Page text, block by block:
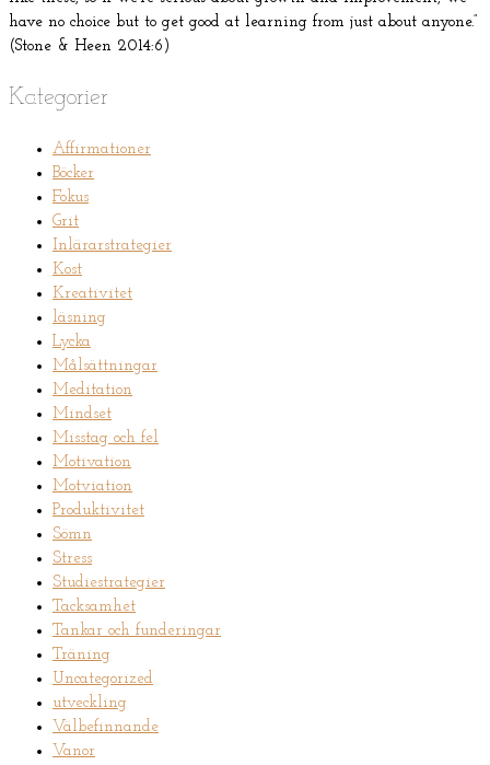
have no choice but to get good at learning from just about anyone.”
(Stone & Heen 2014:6)
Kategorier
Affirmationer
Böcker
Fokus
Grit
Inlärarstrategier
Kost
Kreativitet
läsning
Lycka
Målsättningar
Meditation
Mindset
Misstag och fel
Motivation
Motviation
Produktivitet
Sömn
Stress
Studiestrategier
Tacksamhet
Tankar och funderingar
Träning
Uncategorized
utveckling
Välbefinnande
Vanor